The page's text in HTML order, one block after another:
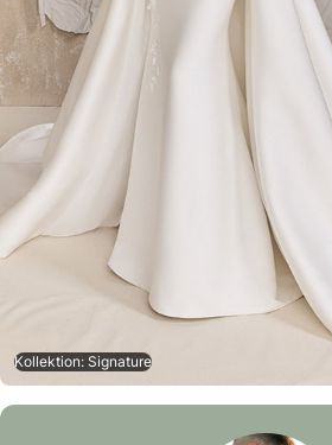
Kollektion: Signature